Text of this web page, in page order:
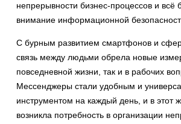
непрерывности бизнес-процессов и всё
внимание информационной
С бурным развитием смартфонов и
связь между людьми обрела новые
повседневной жизни, так и в рабочих
Мессенджеры стали удобным и
инструментом на каждый день, и в этот
возникла потребность в организации